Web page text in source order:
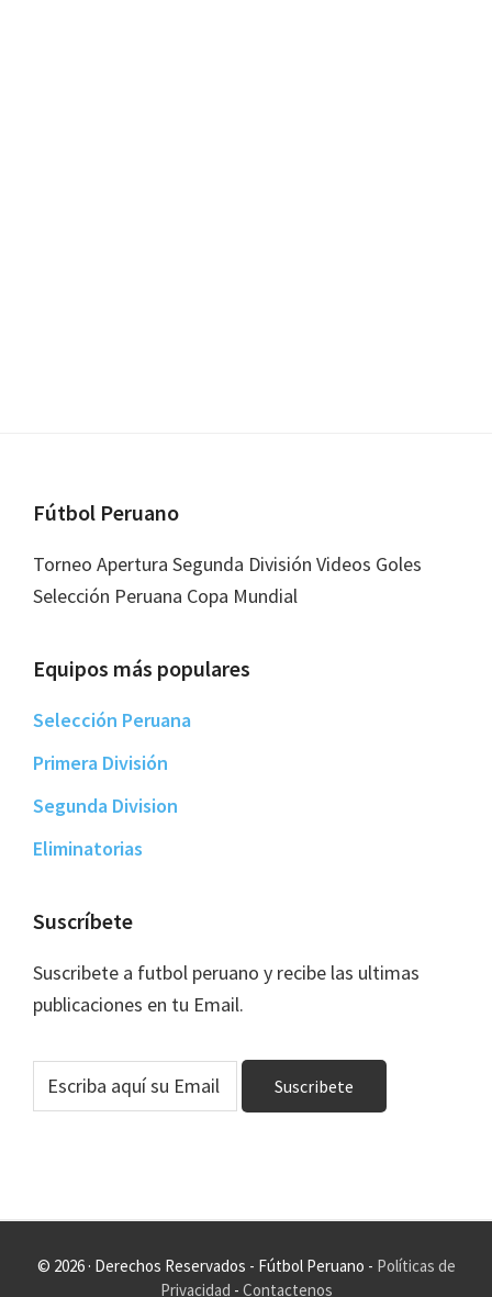
Footer
Fútbol Peruano
Torneo Apertura Segunda División Videos Goles
Selección Peruana Copa Mundial
Equipos más populares
Selección Peruana
Primera División
Segunda Division
Eliminatorias
Suscríbete
Suscribete a futbol peruano y recibe las ultimas
publicaciones en tu Email.
© 2026 · Derechos Reservados - Fútbol Peruano - Políticas de
Privacidad - Contactenos